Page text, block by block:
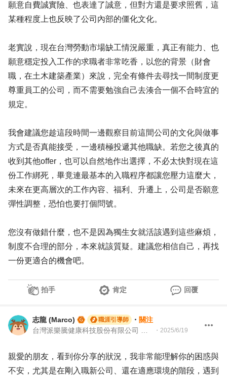
願意自費誠實險、也表達了誠意，但對方還是要求照舊，這
某種程度上也反映了公司內部的僵化文化。
老實說，現在台灣勞動市場缺工情況嚴重，真正有能力、也
願意穩定投入工作的求職者非常吃香，以您的背景（財會
職，在土木建築產業）來說，完全有條件去尋找一間制度更
尊重員工的公司，而不需要勉強自己去湊合一個不合時宜的
規定。
我會建議您趁這段時間一邊觀察目前這間公司的文化與做事
方式是否真能接受，一邊積極投遞其他職缺。若您之後真的
收到其他offer，也可以自然地作出選擇，不必太快對現在這
份工作綁死，畢竟連最基本的入職程序都讓您壓力這麼大，
未來在更高層次的工作內容、福利、升遷上，公司是否願意
彈性調整，恐怕也要打個問號。
您沒有做錯什麼，也不是因為獨生女就活該遇到這些麻煩，
制度不合理的部分，本來就該質疑。建議您相信自己，再找
一份更適合的機會吧。
拍手 肯定 回覆
志龍 (Marco) 職涯引導師 ・ 關注
・ 2025/6/19
親愛的朋友，看到你分享的狀況，我非常能理解你的困惑與
不安，尤其是在剛入職新公司、還在適應環境的階段，遇到